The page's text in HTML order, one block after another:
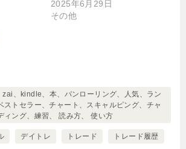
2025年6月29日
その他
zai、kindle、本、パンローリング、人気、ラン
ストセラー、チャート、スキャルピング、チャ
ィング、練習、 読み方、 使い方
デイトレ トレード トレード履歴